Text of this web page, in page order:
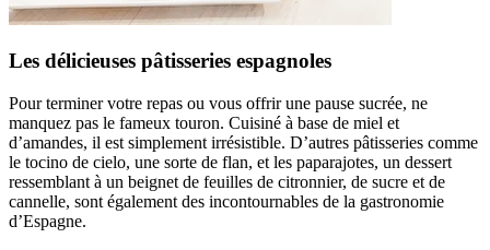
Les délicieuses pâtisseries espagnoles
Pour terminer votre repas ou vous offrir une pause sucrée, ne
manquez pas le fameux touron. Cuisiné à base de miel et
d’amandes, il est simplement irrésistible. D’autres pâtisseries comme
le tocino de cielo, une sorte de flan, et les paparajotes, un dessert
ressemblant à un beignet de feuilles de citronnier, de sucre et de
cannelle, sont également des incontournables de la gastronomie
d’Espagne.